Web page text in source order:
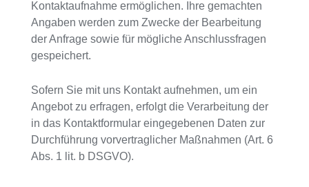
Kontaktaufnahme ermöglichen. Ihre gemachten
Angaben werden zum Zwecke der Bearbeitung
der Anfrage sowie für mögliche Anschlussfragen
gespeichert.
Sofern Sie mit uns Kontakt aufnehmen, um ein
Angebot zu erfragen, erfolgt die Verarbeitung der
in das Kontaktformular eingegebenen Daten zur
Durchführung vorvertraglicher Maßnahmen (Art. 6
Abs. 1 lit. b DSGVO).